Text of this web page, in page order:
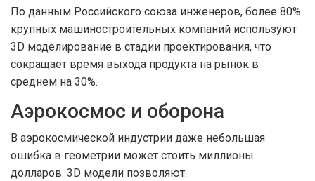
По данным Российского союза инженеров, более 80%
крупных машиностроительных компаний используют
3D моделирование в стадии проектирования, что
сокращает время выхода продукта на рынок в
среднем на 30%.
Аэрокосмос и оборона
В аэрокосмической индустрии даже небольшая
ошибка в геометрии может стоить миллионы
долларов. 3D модели позволяют: